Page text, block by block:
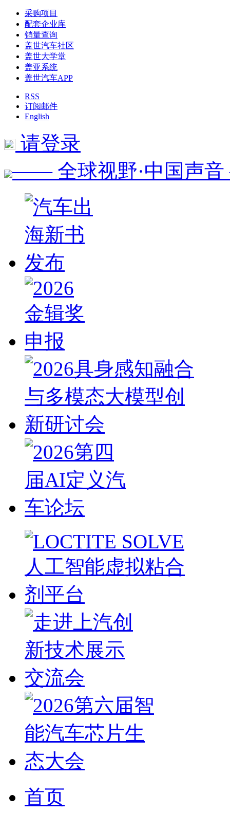
采购项目
配套企业库
销量查询
盖世汽车社区
盖世大学堂
盖亚系统
盖世汽车APP
RSS
订阅邮件
English
请登录
—— 全球视野·中国声
首页